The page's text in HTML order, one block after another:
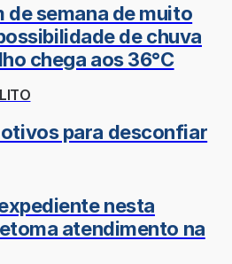
de semana de muito
de chuva
chega aos 36°C
para desconfiar
nesta
atendimento na